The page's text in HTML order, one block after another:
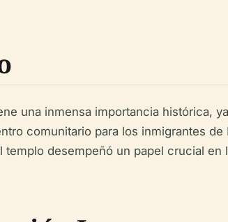
una inmensa importancia histórica,
comunitario para los inmigrantes
desempeñó un papel crucial